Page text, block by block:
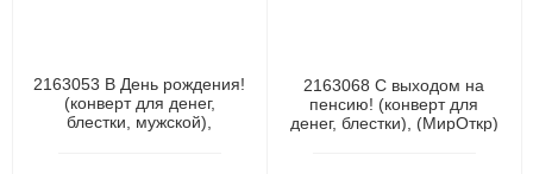
2163053 В День рождения!
(конверт для денег,
блестки, мужской),
2163068 С выходом на
пенсию! (конверт для
денег, блестки), (МирОткр)